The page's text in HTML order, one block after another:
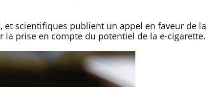
et scientifiques publient un appel en faveur de la
la prise en compte du potentiel de la e-cigarette.